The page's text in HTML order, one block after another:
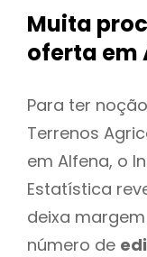
Muita
oferta em
Para ter
Terrenos
em Alfena, o
Estatística
deixa
número de